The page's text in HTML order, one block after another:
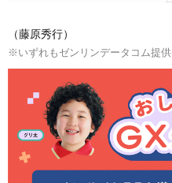
（藤原秀行）
※いずれもゼンリンデータコム提供